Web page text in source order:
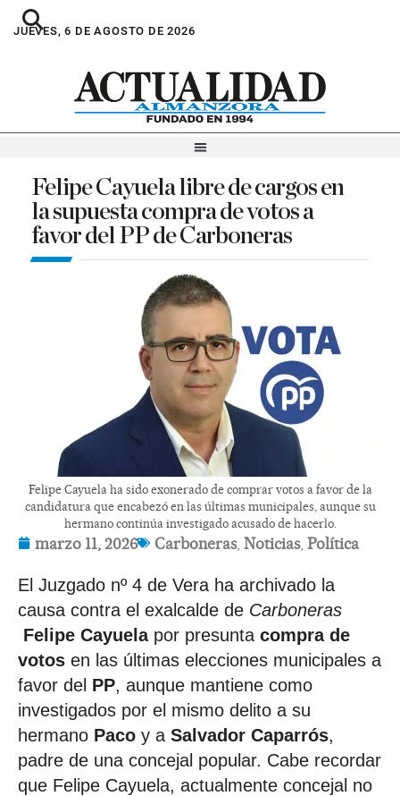
JUEVES, 6 DE AGOSTO DE 2026
Felipe Cayuela libre de cargos en
la supuesta compra de votos a
favor del PP de Carboneras
Felipe Cayuela ha sido exonerado de comprar votos a favor de la
candidatura que encabezó en las últimas municipales, aunque su
hermano continúa investigado acusado de hacerlo.
marzo 11, 2026 Carboneras, Noticias, Política
El Juzgado nº 4 de Vera ha archivado la
causa contra el exalcalde de Carboneras
Felipe Cayuelapor presunta compra de
votos en las últimas elecciones municipales a
favor del PP, aunque mantiene como
investigados por el mismo delito a su
hermano Paco y a Salvador Caparrós,
padre de una concejal popular. Cabe recordar
que Felipe Cayuela, actualmente concejal no